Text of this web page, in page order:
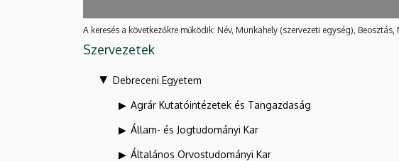
A keresés a következőkre működik: Név, Munkahely (szervezeti egység), Beosztás,
Szervezetek
Debreceni Egyetem
Agrár Kutatóintézetek és Tangazdaság
Állam- és Jogtudományi Kar
Általános Orvostudományi Kar